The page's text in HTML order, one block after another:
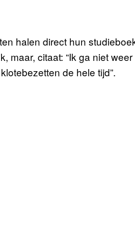
halen direct hun
maar, citaat: “Ik ga niet
de hele tijd”.